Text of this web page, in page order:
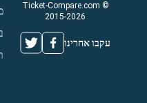
© Ticket-Compare.com
2015-2026
עקבו אחרינו